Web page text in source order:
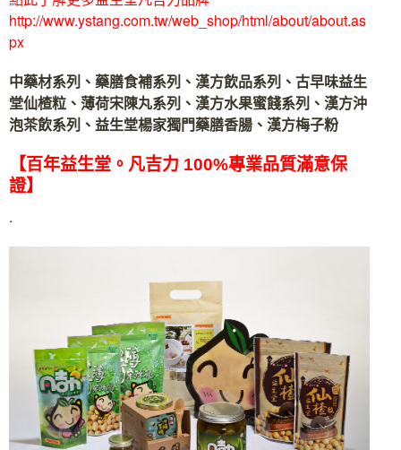
http://www.ystang.com.tw/web_shop/html/about/about.as
px
中藥材系列、藥膳食補系列、漢方飲品系列、古早味益生
堂仙楂粒、薄荷宋陳丸系列、漢方水果蜜餞系列、漢方沖
泡茶飲系列、益生堂楊家獨門藥膳香腸、漢方梅子粉
【百年益生堂。凡吉力 100%專業品質滿意保
證】
.